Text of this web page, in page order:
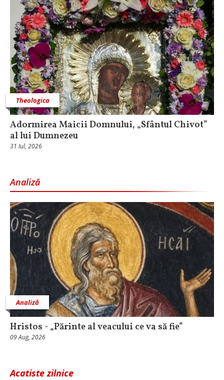
Theologica
Adormirea Maicii Domnului, „Sfântul Chivot”
al lui Dumnezeu
31 Iul, 2026
Analiză
Analiză
Hristos - „Părinte al veacului ce va să fie”
09 Aug, 2026
Acatiste zilnice